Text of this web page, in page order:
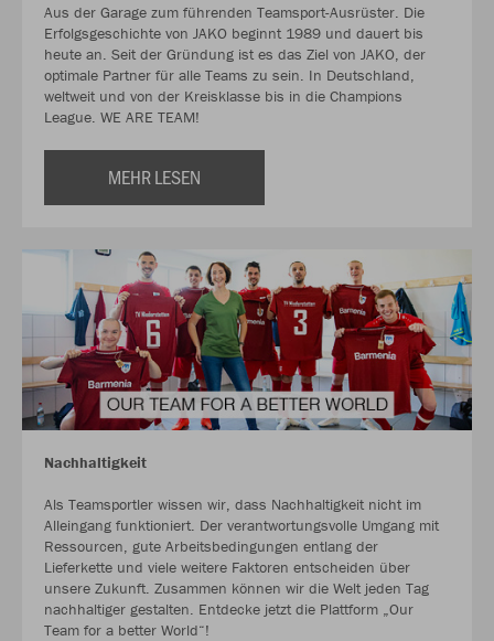
Aus der Garage zum führenden Teamsport-Ausrüster. Die
Erfolgsgeschichte von JAKO beginnt 1989 und dauert bis
heute an. Seit der Gründung ist es das Ziel von JAKO, der
optimale Partner für alle Teams zu sein. In Deutschland,
weltweit und von der Kreisklasse bis in die Champions
League. WE ARE TEAM!
MEHR LESEN
Nachhaltigkeit
Als Teamsportler wissen wir, dass Nachhaltigkeit nicht im
Alleingang funktioniert. Der verantwortungsvolle Umgang mit
Ressourcen, gute Arbeitsbedingungen entlang der
Lieferkette und viele weitere Faktoren entscheiden über
unsere Zukunft. Zusammen können wir die Welt jeden Tag
nachhaltiger gestalten. Entdecke jetzt die Plattform „Our
Team for a better World“!